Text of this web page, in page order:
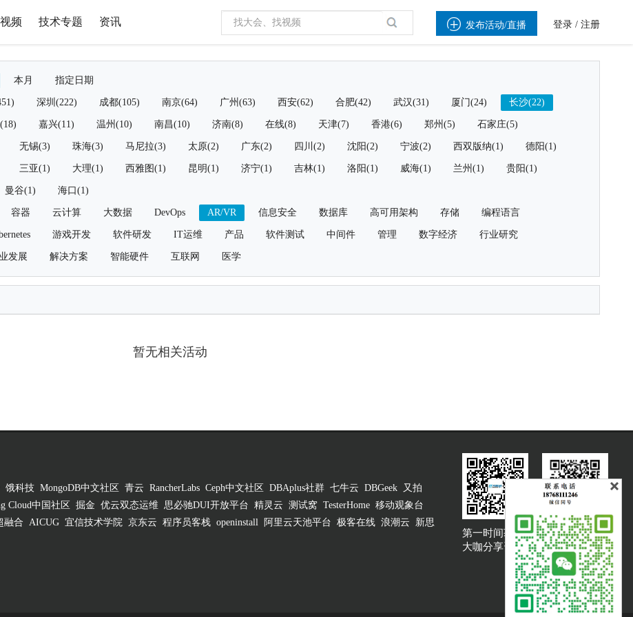
频 技术专题 资讯  发布活动/直播 登录 / 注册
本月 指定日期
深圳(222) 成都(105) 南京(64) 广州(63) 西安(62) 合肥(42) 武汉(31) 厦门(24) 长沙(22)
嘉兴(11) 温州(10) 南昌(10) 济南(8) 在线(8) 天津(7) 香港(6) 郑州(5) 石家庄(5)
无锡(3) 珠海(3) 马尼拉(3) 太原(2) 广东(2) 四川(2) 沈阳(2) 宁波(2) 西双版纳(1) 德阳(1)
三亚(1) 大理(1) 西雅图(1) 昆明(1) 济宁(1) 吉林(1) 洛阳(1) 威海(1) 兰州(1) 贵阳(1)
曼谷(1) 海口(1)
容器 云计算 大数据 DevOps AR/VR 信息安全 数据库 高可用架构 存储 编程语言
游戏开发 软件研发 IT运维 产品 软件测试 中间件 管理 数字经济 行业研究
发展 解决方案 智能硬件 互联网 医学
暂无相关活动
饿科技 MongoDB中文社区 青云 RancherLabs Ceph中文社区 DBAplus社群 七牛云 DBGeek
又拍
Cloud中国社区 掘金 优云双态运维 思必驰DUI开放平台 精灵云 测试窝 TesterHome 移动观象台
融合 AICUG 宜信技术学院 京东云 程序员客栈 openinstall 阿里云天池平台 极客在线 浪潮云
新思
第一时间获取
大咖分享资讯
大咖说吐槽客服